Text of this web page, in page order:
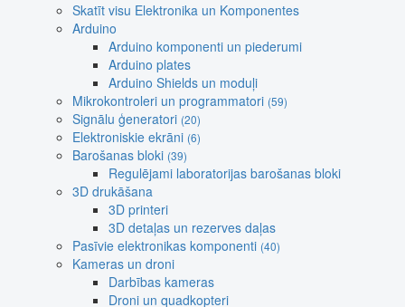
Skatīt visu Elektronika un Komponentes
Arduino
Arduino komponenti un piederumi
Arduino plates
Arduino Shields un moduļi
Mikrokontroleri un programmatori (59)
Signālu ģeneratori (20)
Elektroniskie ekrāni (6)
Barošanas bloki (39)
Regulējami laboratorijas barošanas bloki
3D drukāšana
3D printeri
3D detaļas un rezerves daļas
Pasīvie elektronikas komponenti (40)
Kameras un droni
Darbības kameras
Droni un quadkopteri